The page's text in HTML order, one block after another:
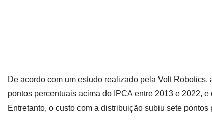
De acordo com um estudo realizado pela Volt
pontos percentuais acima do IPCA entre 2013 e 2022,
Entretanto, o custo com a distribuição subiu sete